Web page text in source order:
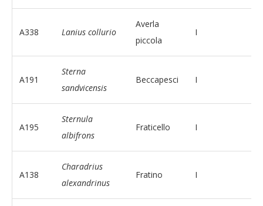
A338 Lanius collurio
Averla
piccola
I
A191
Sterna
sandvicensis
Beccapesci I
A195
Sternula
albifrons
Fraticello I
A138
Charadrius
alexandrinus
Fratino I